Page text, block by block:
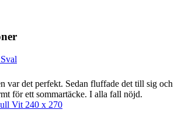
var det perfekt. Sedan fluffade det till sig och
för ett sommartäcke. I alla fall nöjd.
Vit 240 x 270